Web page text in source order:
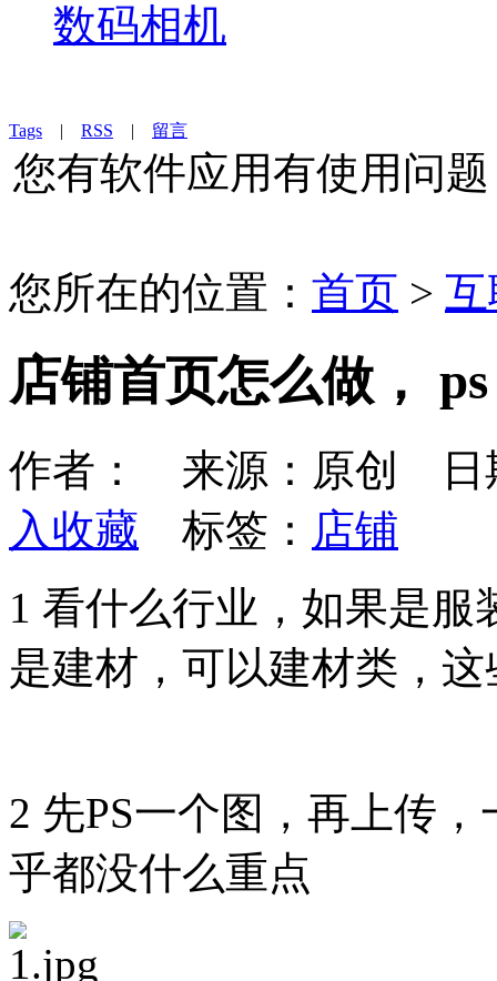
数码相机
Tags | RSS | 留言
您有软件应用有使用问
您所在的位置： 首页 >
店铺首页怎么做，
作者： 来源：原创
入收藏 标签： 店铺
1 看什么行业，如果是
是建材，可以建材类，
2 先PS一个图，再上传
乎都没什么重点